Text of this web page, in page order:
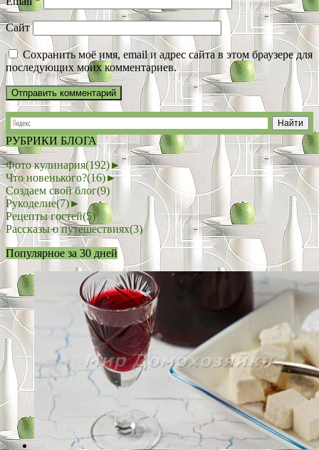
Сайт
Сохранить моё имя, email и адрес сайта в этом браузере для
последующих моих комментариев.
РУБРИКИ БЛОГА
Фото кулинария(192)►
Что новенького?(16)►
Создаем свой блог(9)
Рукоделие(7)►
Рецепты гостей(5)
Рассказы о путешествиях(3)
Популярное за 30 дней